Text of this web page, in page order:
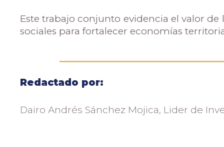
Este trabajo conjunto evidencia el valor
sociales para fortalecer economías
Redactado por:
Dairo Andrés Sánchez Mojica, Lider de